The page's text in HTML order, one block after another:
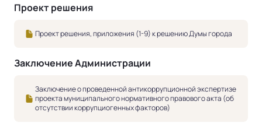
Проект решения
Проект решения, приложения (1-9) к решению Думы города
Заключение Администрации
Заключение о проведенной антикоррупционной экспертизе
проекта муниципального нормативного правового акта (об
отсутствии коррупциогенных факторов)